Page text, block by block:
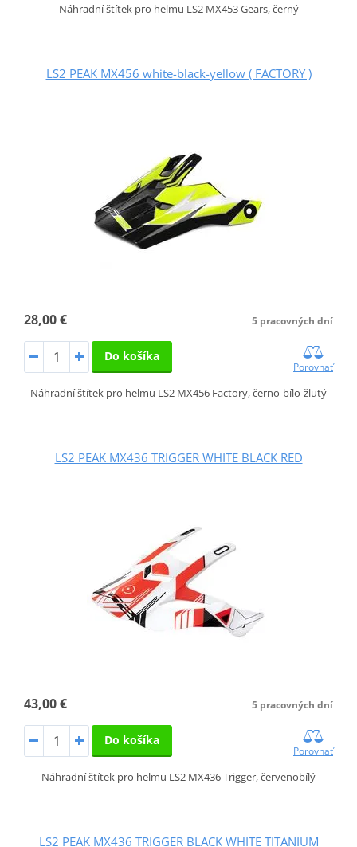
Náhradní štítek pro helmu LS2 MX453 Gears, černý
LS2 PEAK MX456 white-black-yellow ( FACTORY )
28,00 € 5 pracovných dní
Do košíka
Porovnať
Náhradní štítek pro helmu LS2 MX456 Factory, černo-bílo-žlutý
LS2 PEAK MX436 TRIGGER WHITE BLACK RED
43,00 € 5 pracovných dní
Do košíka
Porovnať
Náhradní štítek pro helmu LS2 MX436 Trigger, červenobílý
LS2 PEAK MX436 TRIGGER BLACK WHITE TITANIUM